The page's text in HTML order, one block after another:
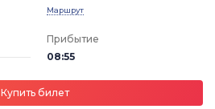
Маршрут
Прибытие
08:55
Купить билет